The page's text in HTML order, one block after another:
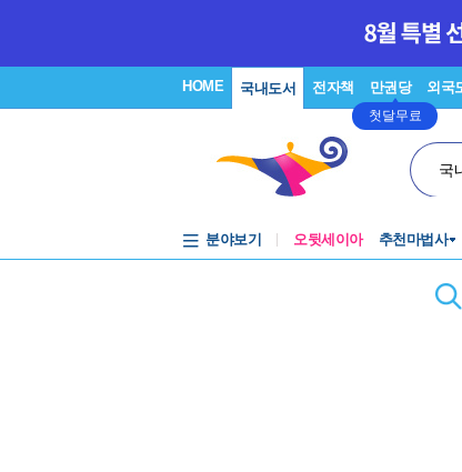
HOME 국내도서 전자책 만권당
첫달무료
외국
국
분야보기 오뒷세이아 추천마법사